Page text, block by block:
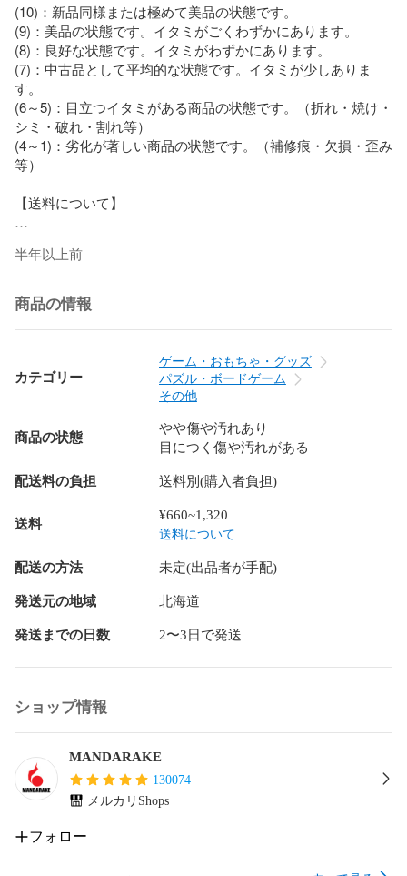
(10)：新品同様または極めて美品の状態です。
(9)：美品の状態です。イタミがごくわずかにあります。
(8)：良好な状態です。イタミがわずかにあります。
(7)：中古品として平均的な状態です。イタミが少しありま
す。
(6～5)：目立つイタミがある商品の状態です。（折れ・焼け・
シミ・破れ・割れ等）
(4～1)：劣化が著しい商品の状態です。（補修痕・欠損・歪み
等）
【送料について】
配送料につきましては、商品価格の隣に表記の送料をご覧い
さい。
【商品について】
商品は店頭、他サイトと在庫を共有しております。そのため
注文後に在庫を確保できない場合がございます。
中古品のため多少のキズ・ヨゴレ・経年劣化等がございま
す。
商品には値札ラベルや管理シール、海外出荷向け、国内輸入
に伴うシールが貼りついている場合もございます。
未開封(メーカー検品によるテープの多重貼りを含む)商品の内
容不備、動作不良につきましては保証対象外です。
開封品の内、音声や発光等の機能を有する商品に関しては動
ります。電化製品や精密機器に関しては動作確認は行ってお
電池やはがき、チラシ等の商品の性質に影響しない付属品は
付属しない場合がございます。
商品に付属している応募券やシリアルコード等は利用できな
い場合がございます。
布製品(バッグ、タペストリー、ハンカチ等)は保管や発送時の
都合上、折れ跡がある場合がございます。
ゲーム、DVD等の特典品は、タイトルに特典付属の記載がな
半年以上前
商品の情報
カテゴリー
ゲーム・おもちゃ・グッズ
パズル・ボードゲーム
その他
商品の状態
やや傷や汚れあり
目につく傷や汚れがある
配送料の負担 送料別(購入者負担)
送料
¥660~1,320
送料について
配送の方法 未定(出品者が手配)
発送元の地域 北海道
発送までの日数 2〜3日で発送
ショップ情報
MANDARAKE
130074
メルカリShops
フォロー